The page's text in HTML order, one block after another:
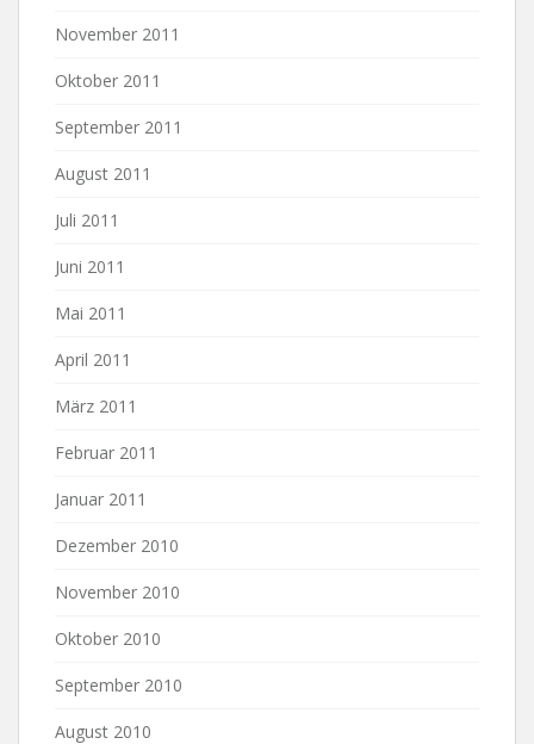
November 2011
Oktober 2011
September 2011
August 2011
Juli 2011
Juni 2011
Mai 2011
April 2011
März 2011
Februar 2011
Januar 2011
Dezember 2010
November 2010
Oktober 2010
September 2010
August 2010